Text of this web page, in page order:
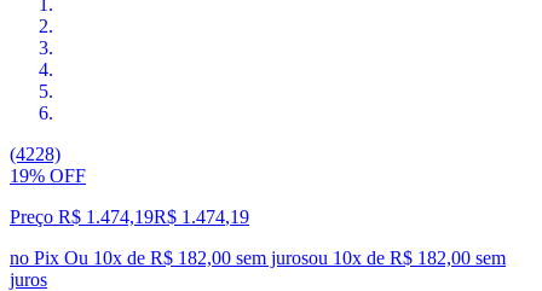
(4228)
19% OFF
Preço R$ 1.474,19R$ 1.474,19
no Pix Ou 10x de R$ 182,00 sem jurosou 10x de R$ 182,00 sem
juros